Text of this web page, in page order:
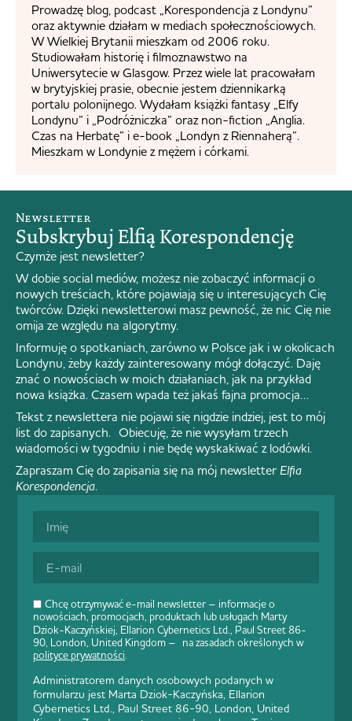
Prowadzę blog, podcast „Korespondencja z Londynu”
oraz aktywnie działam w mediach społecznościowych.
W Wielkiej Brytanii mieszkam od 2006 roku.
Studiowałam historię i filmoznawstwo na
Uniwersytecie w Glasgow. Przez wiele lat pracowałam
w brytyjskiej prasie, obecnie jestem dziennikarką
portalu polonijnego. Wydałam książki fantasy „Elfy
Londynu” i „Podróżniczka” oraz non-fiction „Anglia.
Czas na Herbatę” i e-book „Londyn z Riennaherą”.
Mieszkam w Londynie z mężem i córkami.
Chcę otrzymywać e-mail newsletter – informacje o
nowościach, promocjach, produktach lub usługach Marty
Dziok-Kaczyńskiej, Ellarion Cybernetics Ltd., Paul Street 86-
90, London, United Kingdom – na zasadach określonych w
polityce prywatności.
Administratorem danych osobowych podanych w
formularzu jest Marta Dziok-Kaczyńska, Ellarion
Cybernetics Ltd., Paul Street 86-90, London, United
Newsletter
Subskrybuj Elfią Korespondencję
Czymże jest newsletter?
W dobie social mediów, możesz nie zobaczyć informacji o
nowych treściach, które pojawiają się u interesujących Cię
twórców. Dzięki newsletterowi masz pewność, że nic Cię nie
omija ze względu na algorytmy.
Informuję o spotkaniach, zarówno w Polsce jak i w okolicach
Londynu, żeby każdy zainteresowany mógł dołączyć. Daję
znać o nowościach w moich działaniach, jak na przykład
nowa książka. Czasem wpada też jakaś fajna promocja…
Tekst z newslettera nie pojawi się nigdzie indziej, jest to mój
list do zapisanych. Obiecuję, że nie wysyłam trzech
wiadomości w tygodniu i nie będę wyskakiwać z lodówki.
Zapraszam Cię do zapisania się na mój newsletter Elfia
Korespondencja.